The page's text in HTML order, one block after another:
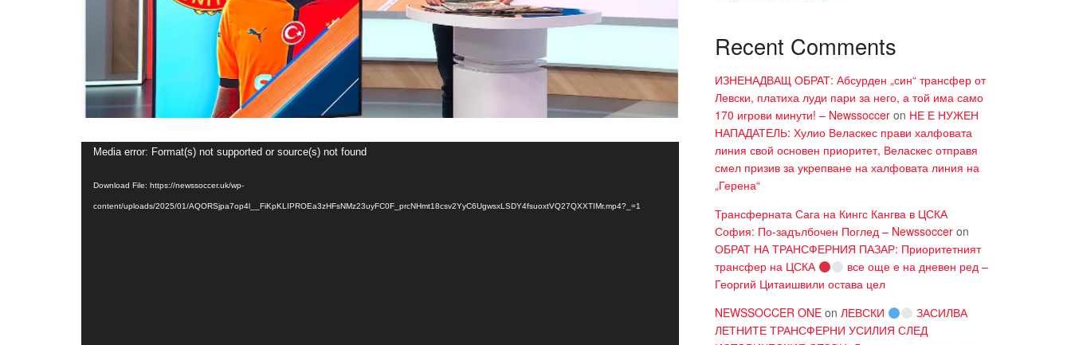
Video
Media error: Format(s) not supported or source(s) not found
Download File: https://newssoccer.uk/wp-
content/uploads/2025/01/AQORSjpa7op4l__FiKpKLIPROEa3zHFsNMz23uyFC0F_prcNHmt18csv2YyC6UgwsxLSDY4fsuoxtVQ27QXXTIMr.mp4?_=1
Recent Comments
ИЗНЕНАДВАЩ ОБРАТ: Абсурден „син“ трансфер от
Левски, платиха луди пари за него, а той има само
170 игрови минути! – Newssoccer on НЕ Е НУЖЕН
НАПАДАТЕЛЬ: Хулио Веласкес прави халфовата
линия свой основен приоритет, Веласкес отправя
смел призив за укрепване на халфовата линия на
„Герена“
Трансферната Сага на Кингс Кангва в ЦСКА
София: По-задълбочен Поглед – Newssoccer on
ОБРАТ НА ТРАНСФЕРНИЯ ПАЗАР: Приоритетният
трансфер на ЦСКА
все още е на дневен ред –
Георгий Цитаишвили остава цел
NEWSSOCCER ONE on ЛЕВСКИ
ЗАСИЛВА
ЛЕТНИТЕ ТРАНСФЕРНИ УСИЛИЯ СЛЕД